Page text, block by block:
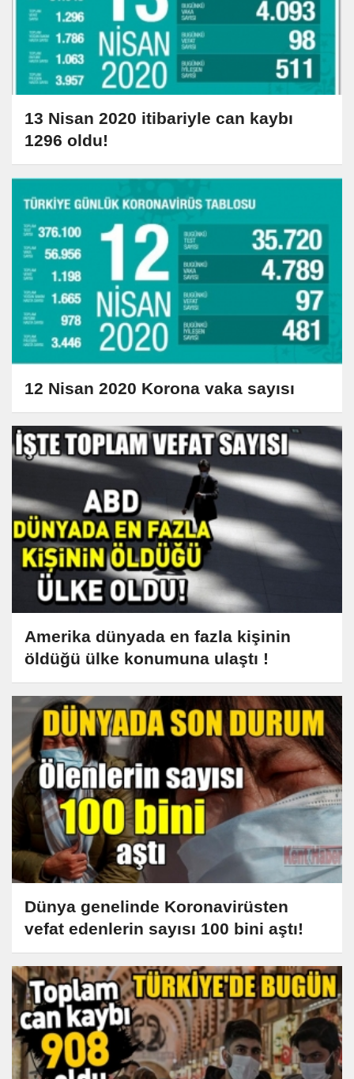
13 Nisan 2020 itibariyle can kaybı
1296 oldu!
12 Nisan 2020 Korona vaka sayısı
Amerika dünyada en fazla kişinin
öldüğü ülke konumuna ulaştı !
Dünya genelinde Koronavirüsten
vefat edenlerin sayısı 100 bini aştı!